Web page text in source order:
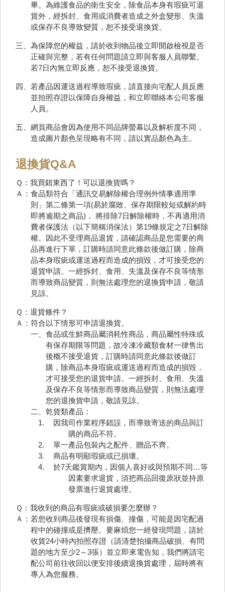
畢。為維護食品的衛生安全，除食品本身有瑕疵可退
貨外，經拆封、食用或消費者造成之外盒變形、失溫
或保存不良導致變質，恕不接受退換貨。
三、為保障您的權益，請於收到物品後立即開啟檢視是否
正確與完整，若有任何問題請立即與客服人員聯繫。
若7日內無立即反應，恕不接受退換貨。
四、若產品因運送過程導致瑕疵，請直接向宅配人員反應
並拍照存證以保障自身權益，和立即聯絡本公司客服
人員。
五、網頁商品會因為使用不同品牌螢幕以及解析度不同，
造成圖片顏色呈現略有不同，請以實品顏色為主。
退換貨Q&A
Ｑ：我買錯東西了！可以退換貨嗎？
Ａ：食品類符合「通訊交易解除權合理例外情事適用準
則」第二條第一項(易於腐敗、保存期限較短或解約時
即將逾期之商品)， 將排除7日解除權時，不再適用消
費者保護法（以下簡稱消保法）第19條規定之7日解除
權。因此不受理商品退貨，請確認商品是您需要的商
品再進行下單，訂購時請同意此條款後做訂購，除商
品本身瑕疵或運送過程而造成的損毀，才可接受您的
退貨申請。一經拆封、食用、失溫及保存不良等情形
而導致商品變質，則無法處理您的退換貨申請，敬請
見諒。
Ｑ：退貨條件？
Ａ：符合以下情形可申請退換貨。
一、食品或生鮮商品屬消耗性商品，商品屬性特殊或
有保存期限等問題，故冷凍冷藏類食材一律售出
後概不接受退貨，訂購時請同意此條款後做訂
購，除商品本身瑕疵或運送過程而造成的損毀，
才可接受您的退貨申請。一經拆封、食用、失溫
及保存不良等情形而導致商品變質，則無法處理
您的退換貨申請，敬請見諒。
二、乾貨類產品：
因我司作業程序錯誤，而導致寄送的商品與訂
購的商品不符。
單一產品包裝內之配件、贈品不齊。
商品有明顯瑕疵或已損壞。
於7天鑑賞期內，因個人喜好或與預期不同…等
因素要求退貨，須把商品回復原狀並持原
發票進行退貨處理。
Ｑ：我收到的商品有瑕疵或破損要怎麼辦？
Ａ：若您收到商品後發現有損傷、撞傷，可能是因宅配過
程中的碰撞或是擠壓。要麻煩您一經發現問題，請於
收貨24小時內拍照存證（請清楚拍攝商品破損、有問
題的地方至少2～3張）並立即來電告知，我們將請宅
配公司前往收回以便安排後續退換貨處理，屆時將有
專人為您服務。